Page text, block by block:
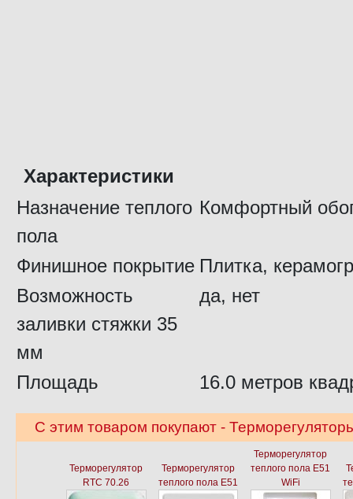
Характеристики
Назначение теплого
пола
Комфортный
Финишное покрытие Плитка,
Возможность
заливки стяжки 35
мм
да, нет
Площадь 16.0 метров
С этим товаром покупают -
Терморегулятор
RTC 70.26
Терморегулятор
теплого пола E51
Терморегулятор
теплого пола E51
WiFi